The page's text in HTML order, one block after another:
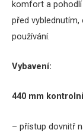
komfort a pohodlí
před
používání.
Vybavení:
440 mm
– přístup dovnitř